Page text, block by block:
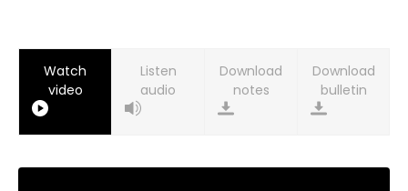
Watch
video
Listen
audio
Download
notes
Download
bulletin